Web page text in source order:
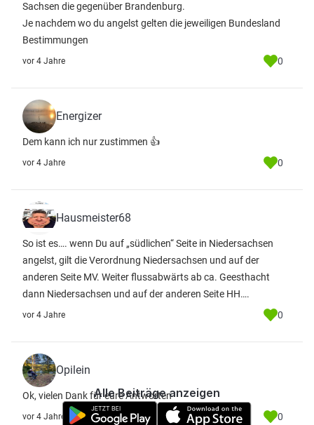
Sachsen die gegenüber Brandenburg.
Je nachdem wo du angelst gelten die jeweiligen Bundesland
Bestimmungen
vor 4 Jahre 0
Energizer
Dem kann ich nur zustimmen 👍
vor 4 Jahre 0
Hausmeister68
So ist es…. wenn Du auf „südlichen“ Seite in Niedersachsen
angelst, gilt die Verordnung Niedersachsen und auf der
anderen Seite MV. Weiter flussabwärts ab ca. Geesthacht
dann Niedersachsen und auf der anderen Seite HH….
vor 4 Jahre 0
Opilein
Ok, vielen Dank für eure Antworten
vor 4 Jahre 0
Alle Beiträge anzeigen